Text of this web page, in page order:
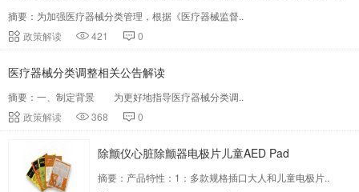
摘要：为加强医疗器械分类管理，根据《医疗器械监督..
政策解读
421 0
医疗器械分类调整相关公告解读
摘要：一、制定背景 为更好地指导医疗器械分类调..
政策解读
368 0
除颤仪心脏除颤器电极片儿童AED Pad
摘要：产品特性：1：多款规格插口大人和儿童电极片..